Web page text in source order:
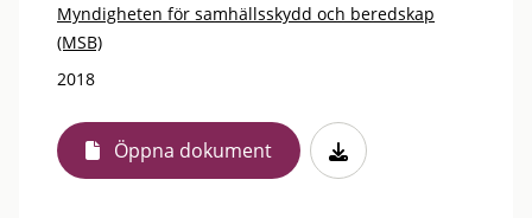
Myndigheten för samhällsskydd och beredskap
(MSB)
2018
Öppna dokument